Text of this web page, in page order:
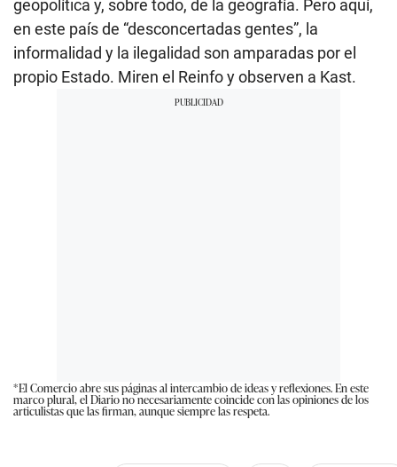
geopolítica y, sobre todo, de la geografía. Pero aquí,
en este país de “desconcertadas gentes”, la
informalidad y la ilegalidad son amparadas por el
propio Estado. Miren el Reinfo y observen a Kast.
*El Comercio abre sus páginas al intercambio de ideas y reflexiones. En este
marco plural, el Diario no necesariamente coincide con las opiniones de los
articulistas que las firman, aunque siempre las respeta.